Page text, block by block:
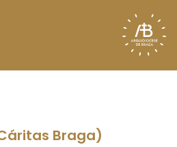
Braga)